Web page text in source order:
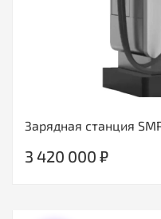
Зарядная станция
3 420 000 ₽